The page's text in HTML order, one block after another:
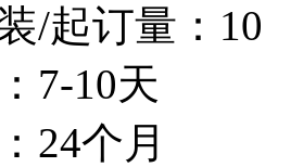
/起订量：10
7-10天
24个月